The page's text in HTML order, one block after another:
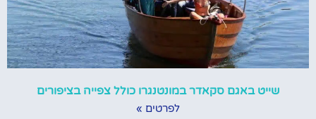
שייט באגם סקאדר במונטנגרו כולל צפייה בציפורים
לפרטים »